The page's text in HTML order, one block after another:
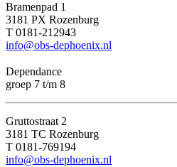
Bramenpad 1
3181 PX Rozenburg
T 0181-212943
info@obs-dephoenix.nl
Dependance
groep 7 t/m 8
Gruttostraat 2
3181 TC Rozenburg
T 0181-769194
info@obs-dephoenix.nl